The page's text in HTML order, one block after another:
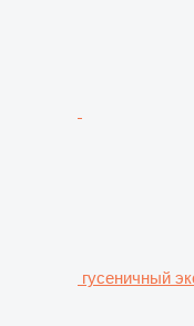
гусеничный